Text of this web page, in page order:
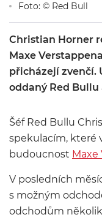
Foto: © Red Bull
Christian Horner
Maxe
přicházejí zvenčí.
oddaný Red
Šéf Red Bullu
spekulacím, které
budoucnost Maxe
V posledních
s možným
odchodům